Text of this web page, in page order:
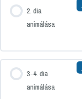
2. dia
animálása
3-4. dia
animálása